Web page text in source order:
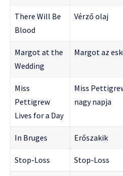
There Will Be
Blood
Vérző olaj
Margot at the
Wedding
Margot az
Miss
Pettigrew
Lives for a Day
Miss
nagy napja
In Bruges Erőszakik
Stop-Loss Stop-Loss